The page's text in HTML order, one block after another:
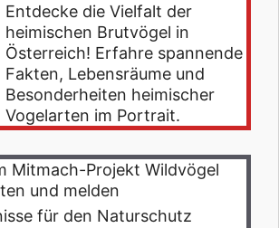
Entdecke die Vielfalt der
heimischen Brutvögel in
Österreich! Erfahre spannende
Fakten, Lebensräume und
Besonderheiten heimischer
Vogelarten im Portrait.
Mitmach-Projekt Wildvögel
und melden
für den Naturschutz